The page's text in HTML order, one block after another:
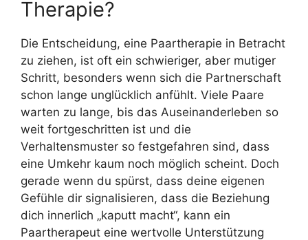
Therapie?
Die Entscheidung, eine Paartherapie in Betracht
zu ziehen, ist oft ein schwieriger, aber mutiger
Schritt, besonders wenn sich die Partnerschaft
schon lange unglücklich anfühlt. Viele Paare
warten zu lange, bis das Auseinanderleben so
weit fortgeschritten ist und die
Verhaltensmuster so festgefahren sind, dass
eine Umkehr kaum noch möglich scheint. Doch
gerade wenn du spürst, dass deine eigenen
Gefühle dir signalisieren, dass die Beziehung
dich innerlich „kaputt macht“, kann ein
Paartherapeut eine wertvolle Unterstützung